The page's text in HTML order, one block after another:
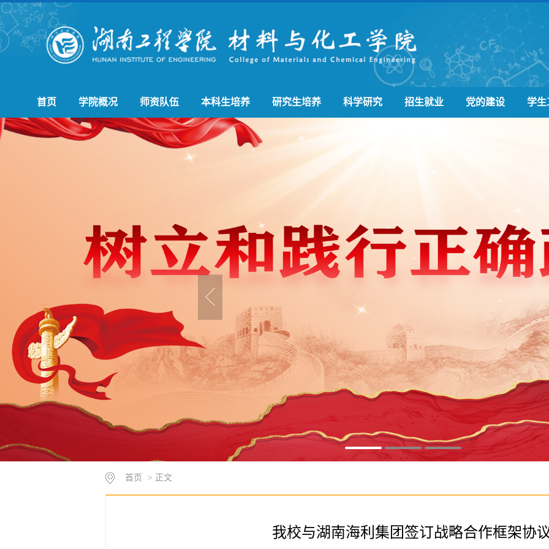
首页 学院概况 师资队伍 本科生培养 研究生培养 科学研究 招生就业 党的建设 学生
首页 > 正文
我校与湖南海利集团签订战略合作框架协